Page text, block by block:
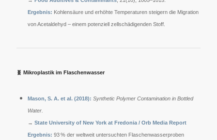
Ergebnis: Kohlensäure und erhöhte Temperaturen steigern die Migration
von Acetaldehyd – einem potenziell zellschädigenden Stoff.
🧬 Mikroplastik im Flaschenwasser
Mason, S. A. et al. (2018): Synthetic Polymer Contamination in Bottled
Water.
→ State University of New York at Fredonia / Orb Media Report
Ergebnis: 93 % der weltweit untersuchten Flaschenwasserproben